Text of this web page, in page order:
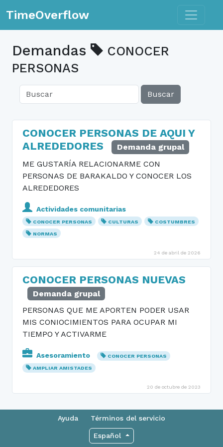
TimeOverflow Toggle
Demandas
CONOCER
PERSONAS
Buscar
CONOCER PERSONAS DE AQUI Y
ALREDEDORES
Demanda grupal
ME GUSTARÍA RELACIONARME CON
PERSONAS DE BARAKALDO Y CONOCER LOS
ALREDEDORES
Actividades comunitarias
CONOCER PERSONAS CULTURAS
COSTUMBRES
NORMAS
24 de abril de 2026
CONOCER PERSONAS NUEVAS
Demanda grupal
PERSONAS QUE ME APORTEN PODER USAR
MIS CONIOCIMIENTOS PARA OCUPAR MI
TIEMPO Y ACTIVARME
Asesoramiento
CONOCER PERSONAS
AMPLIAR AMISTADES
20 de octubre de 2023
Ayuda Términos del servicio
Español